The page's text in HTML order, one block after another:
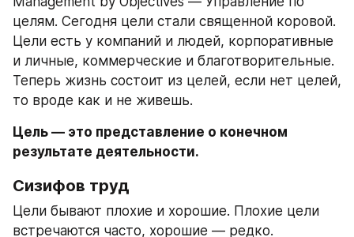
целям. Сегодня цели стали священной коровой.
Цели есть у компаний и людей, корпоративные
и личные, коммерческие и благотворительные.
Теперь жизнь состоит из целей, если нет целей,
то вроде как и не живешь.
Цель — это представление о конечном
результате деятельности.
Сизифов труд
Цели бывают плохие и хорошие. Плохие цели
встречаются часто, хорошие — редко.